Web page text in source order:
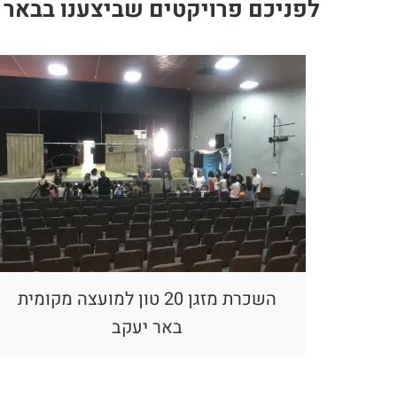
לפניכם פרויקטים שביצענו
השכרת מזגן 20 טון למועצה מקומית
באר יעקב